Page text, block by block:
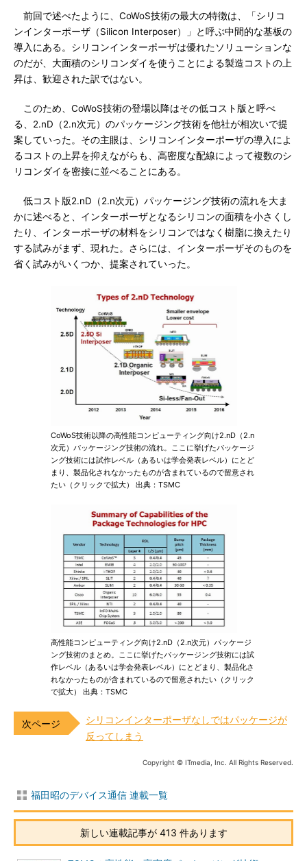
前回で述べたように、CoWoS技術の最大の特徴は、「シリコ
ンインターポーザ（Silicon Interposer）」と呼ぶ中間的な基板の
導入にある。シリコンインターポーザは優れたソリューションな
のだが、大面積のシリコンダイを使うことによる製造コストの上
昇は、歓迎された訳ではない。
このため、CoWoS技術の登場以降はその低コスト版と呼べ
る、2.nD（2.n次元）のパッケージング技術を他社が相次いで提
案していった。その主眼は、シリコンインターポーザの導入によ
るコストの上昇を抑えながらも、高密度な配線によって複数のシ
リコンダイを密接に並べることにある。
低コスト版2.nD（2.n次元）パッケージング技術の流れを大ま
かに述べると、インターポーザとなるシリコンの面積を小さくし
たり、インターポーザの材料をシリコンではなく樹脂に換えたり
する試みがまず、現れた。さらには、インターポーザそのものを
省く試みがいくつか、提案されていった。
CoWoS技術以降の高性能コンピューティング向け2.nD（2.n
次元）パッケージング技術の流れ。ここに挙げたパッケージ
ング技術には試作レベル（あるいは学会発表レベル）にとど
まり、製品化されなかったものが含まれているので留意され
たい（クリックで拡大） 出典：TSMC
高性能コンピューティング向け2.nD（2.n次元）パッケージ
ング技術のまとめ。ここに挙げたパッケージング技術には試
作レベル（あるいは学会発表レベル）にとどまり、製品化さ
れなかったものが含まれているので留意されたい（クリック
で拡大） 出典：TSMC
シリコンインターポーザなしではパッケージが
反ってしまう
Copyright © ITmedia, Inc. All Rights Reserved.
福田昭のデバイス通信 連載一覧
新しい連載記事が 413 件あります